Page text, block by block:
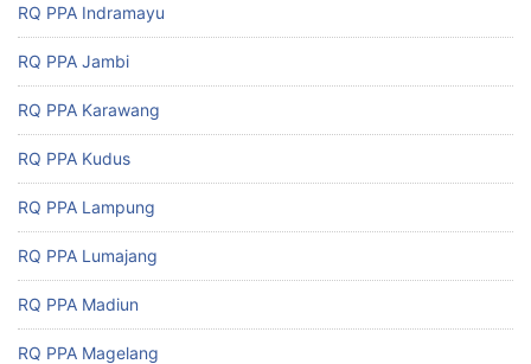
RQ PPA Indramayu
RQ PPA Jambi
RQ PPA Karawang
RQ PPA Kudus
RQ PPA Lampung
RQ PPA Lumajang
RQ PPA Madiun
RQ PPA Magelang